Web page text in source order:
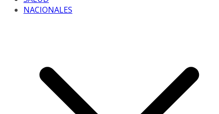
NACIONALES